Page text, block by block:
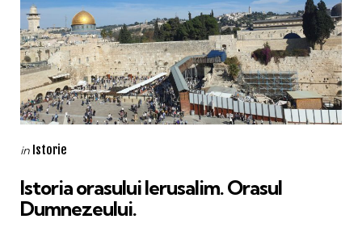
Categories
Posted
in Istorie
Istoria orasului Ierusalim. Orasul
Dumnezeului.